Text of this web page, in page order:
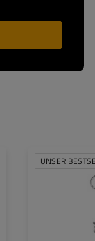
UNSER
Maximale